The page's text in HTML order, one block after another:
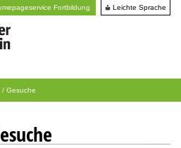
Fortbildung Leichte Sprache
Gesuche